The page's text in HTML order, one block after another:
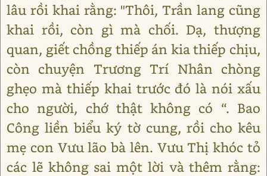
lâu rồi khai rằng: "Thôi, Trần lang cũng
khai rồi, còn gì mà chối. Dạ, thượng
quan, giết chồng thiếp án kia thiếp chịu,
còn chuyện Trương Trí Nhân chòng
ghẹo mà thiếp khai trước đó là nói xấu
cho người, chớ thật không có “. Bao
Công liền biểu ký tờ cung, rồi cho kêu
mẹ con Vưu lão bà lên. Vưu Thị khóc tỏ
các lẽ không sai một lời và thêm rằng: